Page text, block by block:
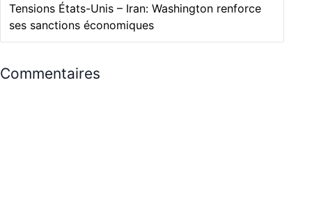
Tensions États-Unis – Iran: Washington renforce
ses sanctions économiques
Commentaires